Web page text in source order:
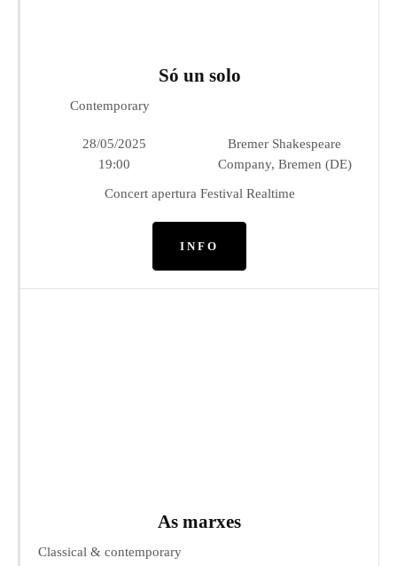
Só un solo
Contemporary
28/05/2025
19:00
Bremer Shakespeare
Company, Bremen (DE)
Concert apertura Festival Realtime
INFO
As marxes
Classical & contemporary